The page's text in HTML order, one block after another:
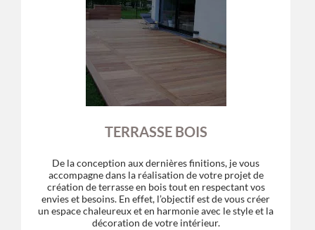
TERRASSE BOIS
De la conception aux dernières finitions, je vous
accompagne dans la réalisation de votre projet de
création de terrasse en bois tout en respectant vos
envies et besoins. En effet, l’objectif est de vous créer
un espace chaleureux et en harmonie avec le style et la
décoration de votre intérieur.